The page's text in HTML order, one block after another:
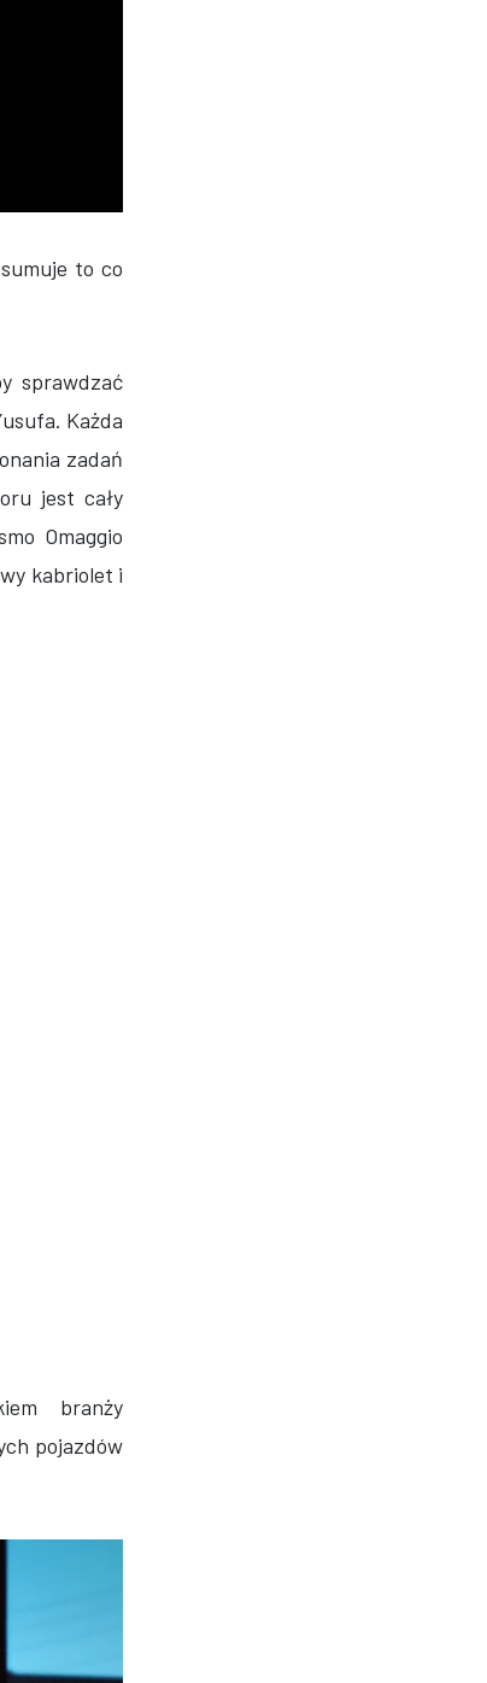
to co
sprawdzać
Każda
zadań
jest cały
Omaggio
kabriolet i
branży
pojazdów